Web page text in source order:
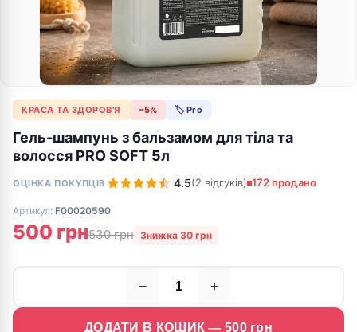
КРАСА ТА ЗДОРОВ'Я −5% 🏷 Pro
Гель-шампунь з бальзамом для тіла та
волосся PRO SOFT 5л
ОЦІНКА ПОКУПЦІВ 4.5(2 відгуків) 172 продано
Артикул: F00020590
500 грн530 грн Знижка 30 грн
− +
ДОДАТИ В КОШИК — 500грн